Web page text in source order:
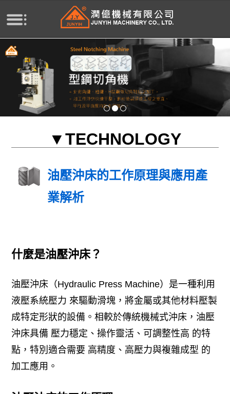
TECHNOLOGY
油壓沖床的工作原理與應用產
業解析
什麼是油壓沖床？
油壓沖床（Hydraulic Press Machine）是一種利用
液壓系統壓力 來驅動滑塊，將金屬或其他材料壓製
成特定形狀的設備。相較於傳統機械式沖床，油壓
沖床具備 壓力穩定、操作靈活、可調整性高 的特
點，特別適合需要 高精度、高壓力與複雜成型 的
加工應用。